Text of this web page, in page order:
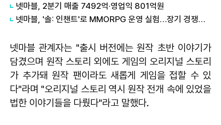
넷마블, 2분기 매출 7492억·영업익 801억원
넷마블, '솔: 인챈트'로 MMORPG 운영 실험…장기 경쟁력 검증 나선다
넷마블 관계자는 "출시 버전에는 원작 초반 이야기가
담겼으며 원작 스토리 외에도 게임의 오리지널 스토리
가 추가돼 원작 팬이라도 새롭게 게임을 접할 수 있
다"라며 "오리지널 스토리 역시 원작 전개 속에 있었을
법한 이야기들을 다뤘다"라고 말했다.